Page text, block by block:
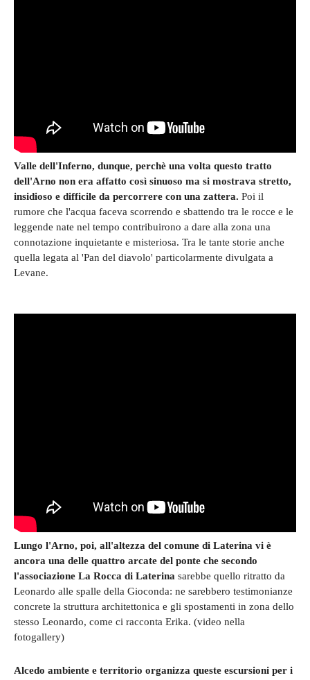
Valle dell'Inferno, dunque, perchè una volta questo tratto
dell'Arno non era affatto così sinuoso ma si mostrava stretto,
insidioso e difficile da percorrere con una zattera. Poi il
rumore che l'acqua faceva scorrendo e sbattendo tra le rocce e le
leggende nate nel tempo contribuirono a dare alla zona una
connotazione inquietante e misteriosa. Tra le tante storie anche
quella legata al 'Pan del diavolo' particolarmente divulgata a
Levane.
Lungo l'Arno, poi, all'altezza del comune di Laterina vi è
ancora una delle quattro arcate del ponte che secondo
l'associazione La Rocca di Laterina sarebbe quello ritratto da
Leonardo alle spalle della Gioconda: ne sarebbero testimonianze
concrete la struttura architettonica e gli spostamenti in zona dello
stesso Leonardo, come ci racconta Erika. (video nella
fotogallery)
Alcedo ambiente e territorio organizza queste escursioni per i